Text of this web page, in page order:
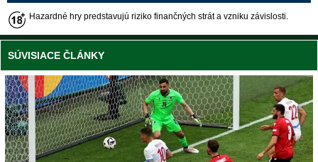
Hazardné hry predstavujú riziko finančných strát a vzniku závislosti.
SÚVISIACE ČLÁNKY